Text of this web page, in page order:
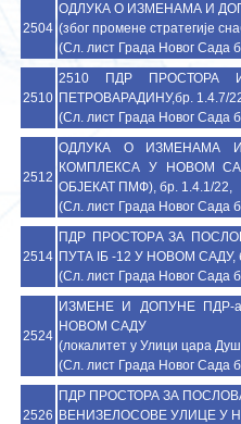
2504
ОДЛУКА О ИЗМЕНАМА И
(због промене стратегије
(Сл. лист Града Новог Сада
2510
2510 ПДР
ПЕТРОВАРАДИНУ,бр. 1.4.7/
(Сл. лист Града Новог Сада
2512
ОДЛУКА О ИЗМЕНАМА И
КОМПЛЕКСА У НОВОМ
ОБЈЕКАТ ПМФ), бр. 1.4.1/22,
(Сл. лист Града Новог Сада
2514
ПДР ПРОСТОРA ЗА
ПУТА IБ -12 У НОВОМ САДУ,
(Сл. лист Града Новог Сада
2524
ИЗМЕНЕ И ДОПУНЕ
НОВОМ САДУ
(локалитет у Улици цара
(Сл. лист Града Новог Сада
2526
ПДР ПРОСТОРА ЗА
ВЕНИЗЕЛОСОВЕ УЛИЦЕ У